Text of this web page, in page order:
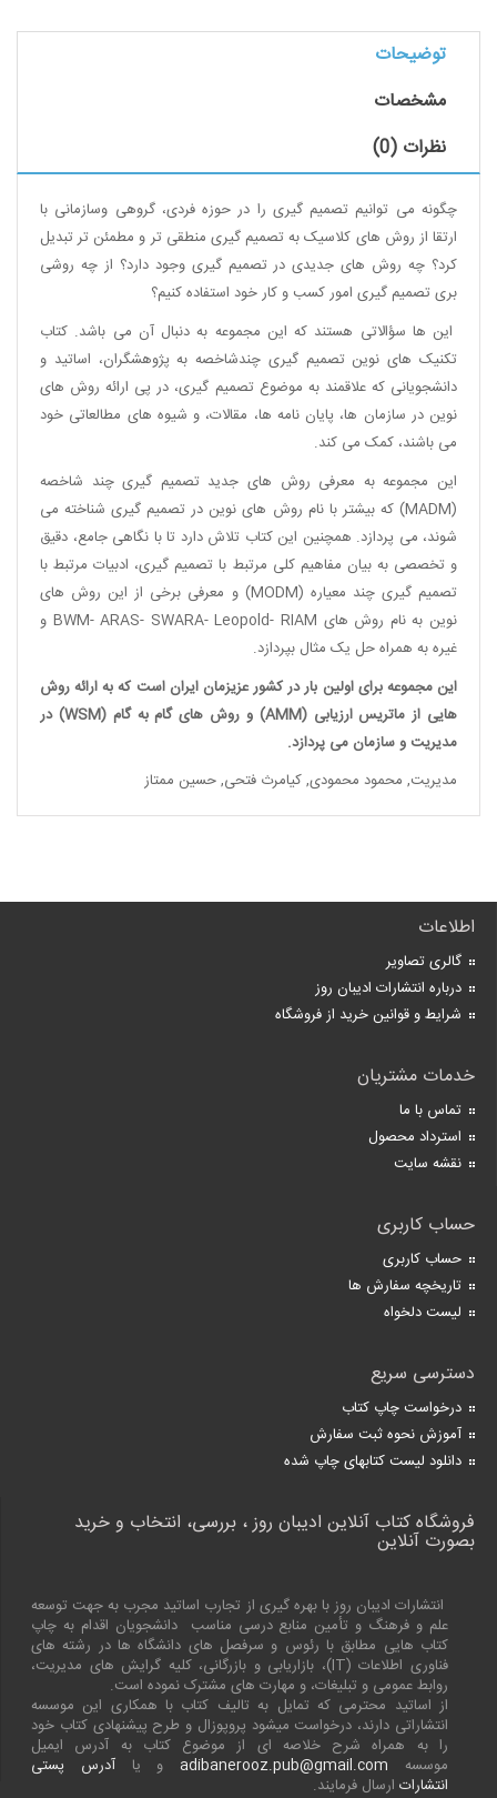
توضیحات
مشخصات
نظرات (0)
چگونه می توانیم تصمیم گیری را در حوزه فردی، گروهی وسازمانی با
ارتقا از روش های کلاسیک به تصمیم گیری منطقی تر و مطمئن تر تبدیل
کرد؟ چه روش های جدیدی در تصمیم گیری وجود دارد؟ از چه روشی
بری تصمیم گیری امور کسب و کار خود استفاده کنیم؟
این ها سؤالاتی هستند که این مجموعه به دنبال آن می باشد. کتاب
تکنیک های نوین تصمیم گیری چندشاخصه به پژوهشگران، اساتید و
دانشجویانی که علاقمند به موضوع تصمیم گیری، در پی ارائه روش های
نوین در سازمان ها، پایان نامه ها، مقالات، و شیوه های مطالعاتی خود
می باشند، کمک می کند.
این مجموعه به معرفی روش های جدید تصمیم گیری چند شاخصه
(MADM) که بیشتر با نام روش های نوین در تصمیم گیری شناخته می
شوند، می پردازد. همچنین این کتاب تلاش دارد تا با نگاهی جامع، دقیق
و تخصصی به بیان مفاهیم کلی مرتبط با تصمیم گیری، ادبیات مرتبط با
تصمیم گیری چند معیاره (MODM) و معرفی برخی از این روش های
نوین به نام روش های BWM- ARAS- SWARA- Leopold- RIAM و
غیره به همراه حل یک مثال بپردازد.
این مجموعه برای اولین بار در کشور عزیزمان ایران است که به ارائه روش
هایی از ماتریس ارزیابی (AMM) و روش های گام به گام (WSM) در
مدیریت و سازمان می پردازد.
مدیریت, محمود محمودی,کیامرث فتحی,حسین ممتاز
اطلاعات
گالری تصاویر
درباره انتشارات ادیبان روز
شرایط و قوانین خرید از فروشگاه
خدمات مشتریان
تماس با ما
استرداد محصول
نقشه سایت
حساب کاربری
حساب کاربری
تاریخچه سفارش ها
لیست دلخواه
دسترسی سریع
درخواست چاپ کتاب
آموزش نحوه ثبت سفارش
دانلود لیست کتابهای چاپ شده
فروشگاه کتاب آنلاین ادیبان روز ، بررسی، انتخاب و خرید
بصورت آنلاین
انتشارات ادیبان روز با بهره گیری از تجارب اساتید مجرب به جهت توسعه
علم و فرهنگ و تأمین منابع درسی مناسب دانشجویان اقدام به چاپ
کتاب هایی مطابق با رئوس و سرفصل های دانشگاه ها در رشته های
فناوری اطلاعات (IT)، بازاریابی و بازرگانی، کلیه گرایش های مدیریت،
روابط عمومی و تبلیغات، و مهارت های مشترک نموده است.
از اساتید محترمی که تمایل به تالیف کتاب با همکاری این موسسه
انتشاراتی دارند، درخواست میشود پروپوزال و طرح پیشنهادی کتاب خود
را به همراه شرح خلاصه ای از موضوع کتاب به آدرس ایمیل
موسسه adibanerooz.pub@gmail.comو یاآدرس پستی
انتشارات ارسال فرمایند.